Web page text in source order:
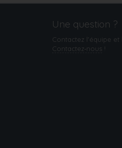
Une question ?
Contactez l'équipe et
Contactez‑nous!